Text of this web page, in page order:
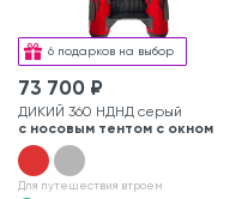
6 подарков на выбор
73 700 ₽
ДИКИЙ 360 НДНД серый
с носовым тентом с окном
Для путешествия втроем